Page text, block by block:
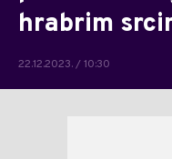
hrabrim
22.12.2023. / 10:30